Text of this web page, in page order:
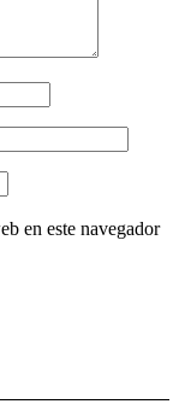
en este navegador